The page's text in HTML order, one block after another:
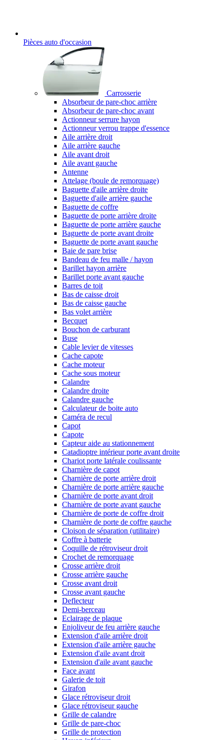
Pièces auto d'occasion
Carrosserie
Absorbeur de pare-choc arrière
Absorbeur de pare-choc avant
Actionneur serrure hayon
Actionneur verrou trappe d'essence
Aile arrière droit
Aile arrière gauche
Aile avant droit
Aile avant gauche
Antenne
Attelage (boule de remorquage)
Baguette d'aile arrière droite
Baguette d'aile arrière gauche
Baguette de coffre
Baguette de porte arrière droite
Baguette de porte arrière gauche
Baguette de porte avant droite
Baguette de porte avant gauche
Baie de pare brise
Bandeau de feu malle / hayon
Barillet hayon arrière
Barillet porte avant gauche
Barres de toit
Bas de caisse droit
Bas de caisse gauche
Bas volet arrière
Becquet
Bouchon de carburant
Buse
Cable levier de vitesses
Cache capote
Cache moteur
Cache sous moteur
Calandre
Calandre droite
Calandre gauche
Calculateur de boite auto
Caméra de recul
Capot
Capote
Capteur aide au stationnement
Catadioptre intérieur porte avant droite
Chariot porte latérale coulissante
Charnière de capot
Charnière de porte arrière droit
Charnière de porte arrière gauche
Charnière de porte avant droit
Charnière de porte avant gauche
Charnière de porte de coffre droit
Charnière de porte de coffre gauche
Cloison de séparation (utilitaire)
Coffre à batterie
Coquille de rétroviseur droit
Crochet de remorquage
Crosse arrière droit
Crosse arrière gauche
Crosse avant droit
Crosse avant gauche
Deflecteur
Demi-berceau
Eclairage de plaque
Enjoliveur de feu arrière gauche
Extension d'aile arrière droit
Extension d'aile arrière gauche
Extension d'aile avant droit
Extension d'aile avant gauche
Face avant
Galerie de toit
Girafon
Glace rétroviseur droit
Glace rétroviseur gauche
Grille de calandre
Grille de pare-choc
Grille de protection